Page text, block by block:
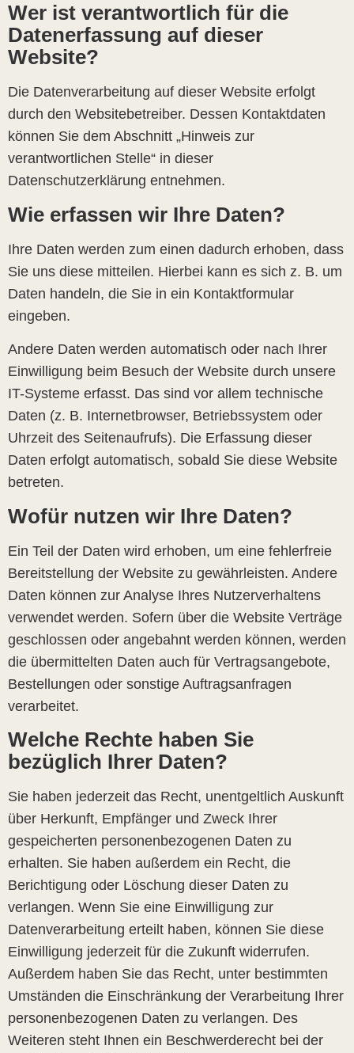
Wer ist verantwortlich für die
Datenerfassung auf dieser
Website?
Die Datenverarbeitung auf dieser Website erfolgt
durch den Websitebetreiber. Dessen Kontaktdaten
können Sie dem Abschnitt „Hinweis zur
verantwortlichen Stelle“ in dieser
Datenschutzerklärung entnehmen.
Wie erfassen wir Ihre Daten?
Ihre Daten werden zum einen dadurch erhoben, dass
Sie uns diese mitteilen. Hierbei kann es sich z. B. um
Daten handeln, die Sie in ein Kontaktformular
eingeben.
Andere Daten werden automatisch oder nach Ihrer
Einwilligung beim Besuch der Website durch unsere
IT-Systeme erfasst. Das sind vor allem technische
Daten (z. B. Internetbrowser, Betriebssystem oder
Uhrzeit des Seitenaufrufs). Die Erfassung dieser
Daten erfolgt automatisch, sobald Sie diese Website
betreten.
Wofür nutzen wir Ihre Daten?
Ein Teil der Daten wird erhoben, um eine fehlerfreie
Bereitstellung der Website zu gewährleisten. Andere
Daten können zur Analyse Ihres Nutzerverhaltens
verwendet werden. Sofern über die Website Verträge
geschlossen oder angebahnt werden können, werden
die übermittelten Daten auch für Vertragsangebote,
Bestellungen oder sonstige Auftragsanfragen
verarbeitet.
Welche Rechte haben Sie
bezüglich Ihrer Daten?
Sie haben jederzeit das Recht, unentgeltlich Auskunft
über Herkunft, Empfänger und Zweck Ihrer
gespeicherten personenbezogenen Daten zu
erhalten. Sie haben außerdem ein Recht, die
Berichtigung oder Löschung dieser Daten zu
verlangen. Wenn Sie eine Einwilligung zur
Datenverarbeitung erteilt haben, können Sie diese
Einwilligung jederzeit für die Zukunft widerrufen.
Außerdem haben Sie das Recht, unter bestimmten
Umständen die Einschränkung der Verarbeitung Ihrer
personenbezogenen Daten zu verlangen. Des
Weiteren steht Ihnen ein Beschwerderecht bei der